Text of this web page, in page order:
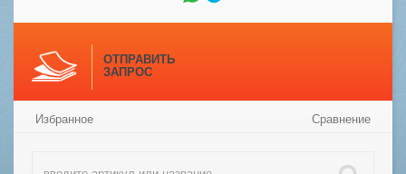
ОТПРАВИТЬ
ЗАПРОС
Избранное Сравнение